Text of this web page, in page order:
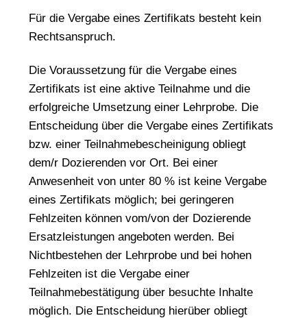
Für die Vergabe eines Zertifikats besteht kein
Rechtsanspruch.
Die Voraussetzung für die Vergabe eines
Zertifikats ist eine aktive Teilnahme und die
erfolgreiche Umsetzung einer Lehrprobe. Die
Entscheidung über die Vergabe eines Zertifikats
bzw. einer Teilnahmebescheinigung obliegt
dem/r Dozierenden vor Ort. Bei einer
Anwesenheit von unter 80 % ist keine Vergabe
eines Zertifikats möglich; bei geringeren
Fehlzeiten können vom/von der Dozierende
Ersatzleistungen angeboten werden. Bei
Nichtbestehen der Lehrprobe und bei hohen
Fehlzeiten ist die Vergabe einer
Teilnahmebestätigung über besuchte Inhalte
möglich. Die Entscheidung hierüber obliegt